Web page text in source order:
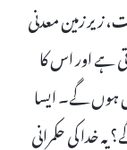
زیر زمین معدنی
ہے اور اس کا
ہوں گے۔ ایسا
خدا کی حکمرانی